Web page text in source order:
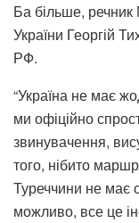
Ба більше, речник
України Георгій
РФ.
“Україна не має
ми офіційно
звинувачення,
того, нібито
Туреччини не має
можливо, все це